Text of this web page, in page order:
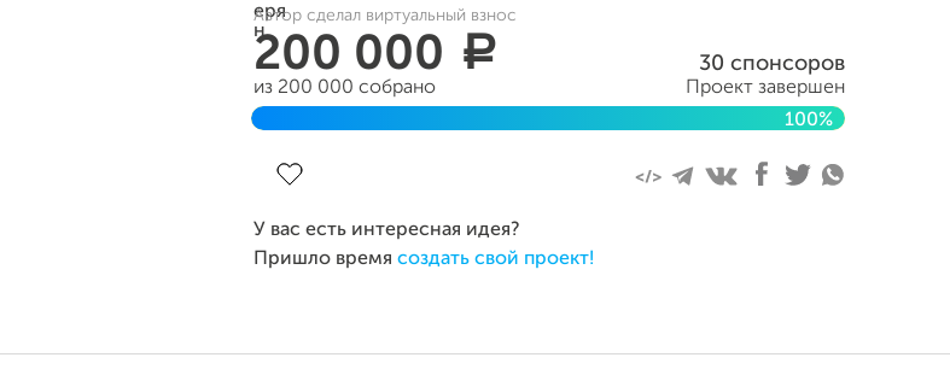
Автор сделал виртуальный взнос
200 000 a
из 200 000 собрано
30 спонсоров
Проект завершен
100%
У вас есть интересная идея?
Пришло время создать свой проект!